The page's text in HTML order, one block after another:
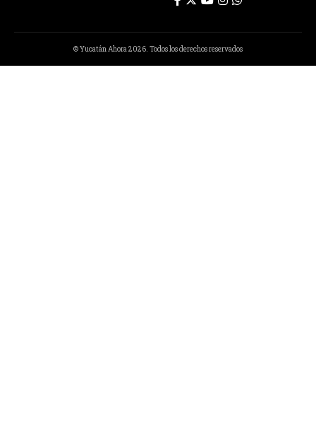
© Yucatán Ahora 2026. Todos los derechos reservados